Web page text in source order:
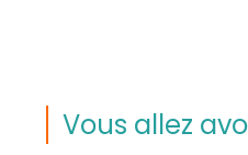
Vous allez